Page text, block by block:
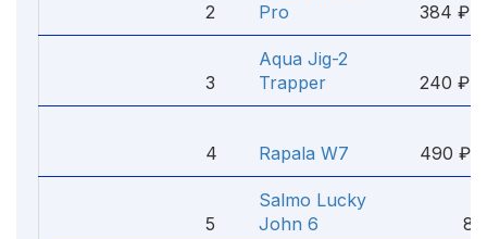
2
Pro
384 ₽
3
Aqua Jig-2
Trapper
240 ₽
4 Rapala W7 490 ₽
5
Salmo Lucky
John 6
80